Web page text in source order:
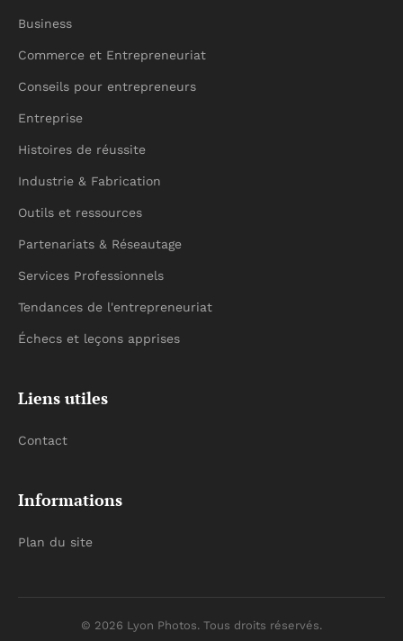
Business
Commerce et Entrepreneuriat
Conseils pour entrepreneurs
Entreprise
Histoires de réussite
Industrie & Fabrication
Outils et ressources
Partenariats & Réseautage
Services Professionnels
Tendances de l'entrepreneuriat
Échecs et leçons apprises
Liens utiles
Contact
Informations
Plan du site
© 2026 Lyon Photos. Tous droits réservés.